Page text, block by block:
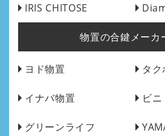
IRIS CHITOSE
物置の合鍵メーカ
ヨド物置 タ
イナバ物置 ビ
グリーンライフ